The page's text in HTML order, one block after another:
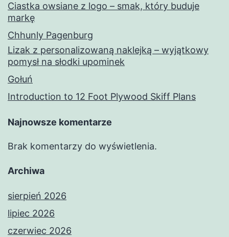
Ciastka owsiane z logo – smak, który buduje
markę
Chhunly Pagenburg
Lizak z personalizowaną naklejką – wyjątkowy
pomysł na słodki upominek
Gołuń
Introduction to 12 Foot Plywood Skiff Plans
Najnowsze komentarze
Brak komentarzy do wyświetlenia.
Archiwa
sierpień 2026
lipiec 2026
czerwiec 2026